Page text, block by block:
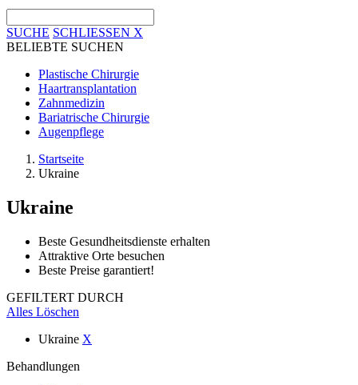
SUCHE SCHLIESSEN X
BELIEBTE SUCHEN
Plastische Chirurgie
Haartransplantation
Zahnmedizin
Bariatrische Chirurgie
Augenpflege
Startseite
Ukraine
Ukraine
Beste Gesundheitsdienste erhalten
Attraktive Orte besuchen
Beste Preise garantiert!
GEFILTERT DURCH
Alles Löschen
Ukraine X
Behandlungen